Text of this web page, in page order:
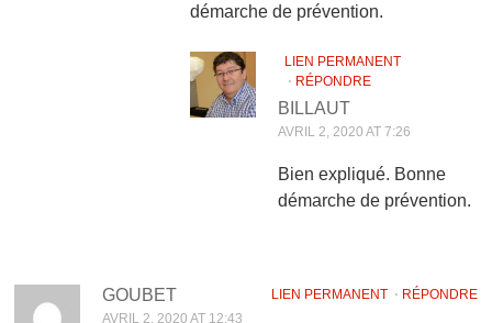
démarche de prévention.
LIEN PERMANENT
⋅ RÉPONDRE
BILLAUT
AVRIL 2, 2020 AT 7:26
Bien expliqué. Bonne
démarche de prévention.
LIEN PERMANENT⋅ RÉPONDRE
GOUBET
AVRIL 2, 2020 AT 12:43